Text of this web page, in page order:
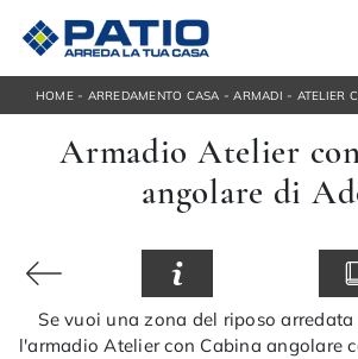
HOME- ARREDAMENTO CASA -ARMADI - ATELIER
Armadio Atelier
angolare di
Se vuoi una zona del riposo
l'armadio Atelier con Cabina angolare